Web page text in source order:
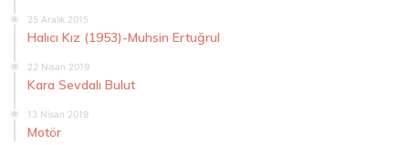
25 Aralık 2015
Halıcı Kız (1953)-Muhsin Ertuğrul
22 Nisan 2019
Kara Sevdalı Bulut
13 Nisan 2019
Motör